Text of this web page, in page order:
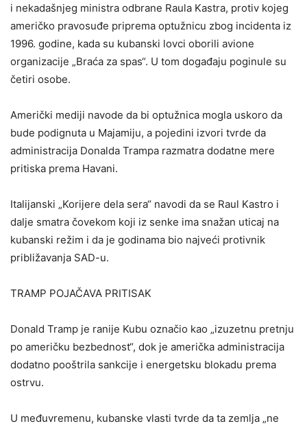
i nekadašnjeg ministra odbrane Raula Kastra, protiv kojeg
američko pravosuđe priprema optužnicu zbog incidenta iz
1996. godine, kada su kubanski lovci oborili avione
organizacije „Braća za spas“. U tom događaju poginule su
četiri osobe.
Američki mediji navode da bi optužnica mogla uskoro da
bude podignuta u Majamiju, a pojedini izvori tvrde da
administracija Donalda Trampa razmatra dodatne mere
pritiska prema Havani.
Italijanski „Korijere dela sera“ navodi da se Raul Kastro i
dalje smatra čovekom koji iz senke ima snažan uticaj na
kubanski režim i da je godinama bio najveći protivnik
približavanja SAD-u.
TRAMP POJAČAVA PRITISAK
Donald Tramp je ranije Kubu označio kao „izuzetnu pretnju
po američku bezbednost“, dok je američka administracija
dodatno pooštrila sankcije i energetsku blokadu prema
ostrvu.
U međuvremenu, kubanske vlasti tvrde da ta zemlja „ne